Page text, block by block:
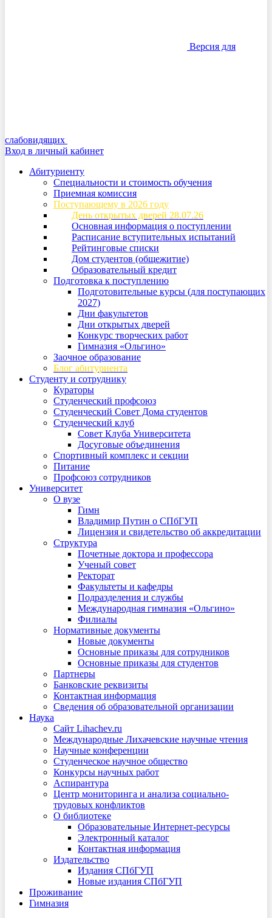
Версия для
слабовидящих
Вход в личный кабинет
Абитуриенту
Специальности и стоимость обучения
Приемная комиссия
Поступающему в 2026 году
День открытых дверей 28.07.26
Основная информация о поступлении
Расписание вступительных испытаний
Рейтинговые списки
Дом студентов (общежитие)
Образовательный кредит
Подготовка к поступлению
Подготовительные курсы (для поступающих
2027)
Дни факультетов
Дни открытых дверей
Конкурс творческих работ
Гимназия «Ольгино»
Заочное образование
Блог абитуриента
Студенту и сотруднику
Кураторы
Студенческий профсоюз
Студенческий Совет Дома студентов
Студенческий клуб
Совет Клуба Университета
Досуговые объединения
Спортивный комплекс и секции
Питание
Профсоюз сотрудников
Университет
О вузе
Гимн
Владимир Путин о СПбГУП
Лицензия и свидетельство об аккредитации
Структура
Почетные доктора и профессора
Ученый совет
Ректорат
Факультеты и кафедры
Подразделения и службы
Международная гимназия «Ольгино»
Филиалы
Нормативные документы
Новые документы
Основные приказы для сотрудников
Основные приказы для студентов
Партнеры
Банковские реквизиты
Контактная информация
Сведения об образовательной организации
Наука
Сайт Lihachev.ru
Международные Лихачевские научные чтения
Научные конференции
Студенческое научное общество
Конкурсы научных работ
Аспирантура
Центр мониторинга и анализа социально-
трудовых конфликтов
О библиотеке
Образовательные Интернет-ресурсы
Электронный каталог
Контактная информация
Издательство
Издания СПбГУП
Новые издания СПбГУП
Проживание
Гимназия